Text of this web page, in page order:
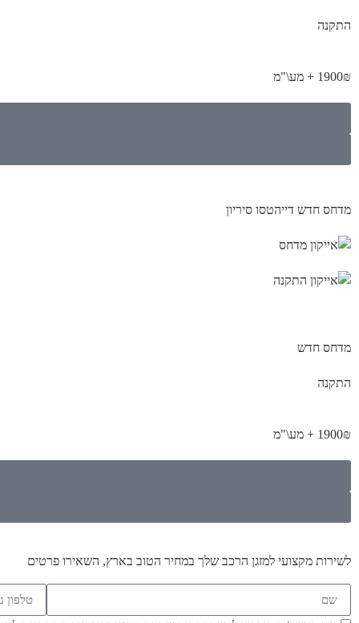
התקנה
1900₪ + מע\"מ
מדחס חדש דייהטסו סיריון
מדחס חדש
התקנה
1900₪ + מע\"מ
לשירות מקצועי למזגן הרכב שלך במחיר הטוב בארץ, השאירו פרטים